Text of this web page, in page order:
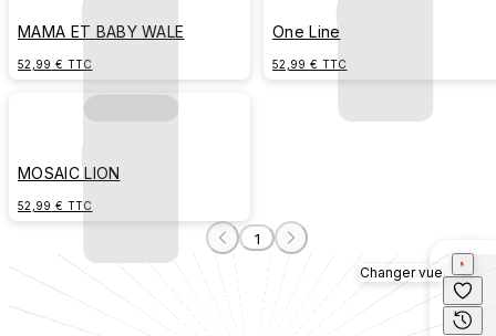
MAMA ET BABY WALE
52,99 € TTC
One Line
52,99 € TTC
MOSAIC LION
52,99 € TTC
1
Changer vue